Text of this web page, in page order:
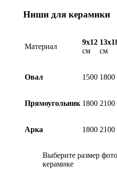
Ниши для керамики
Материал
9х12
см
см
Овал 1500 1800
Прямоугольник 1800 2100
Арка 1800 2100
Выберите размер
керамике